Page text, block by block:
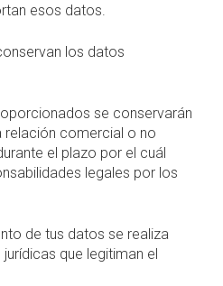
esos datos.
los datos
se conservarán
relación comercial o no
el plazo por el cuál
legales por los
de tus datos se realiza
que legitiman el